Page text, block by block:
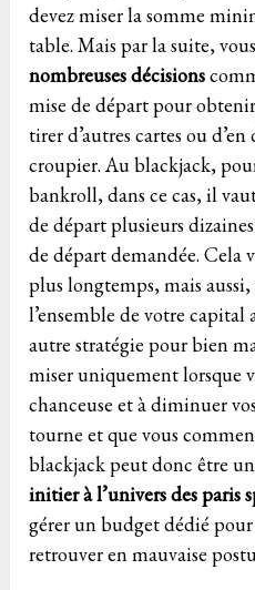
devez miser la somme
table. Mais par la suite,
nombreuses décisions
mise de départ pour
tirer d’autres cartes ou
croupier. Au blackjack,
bankroll, dans ce cas, il
de départ plusieurs
de départ demandée. Cela
plus longtemps, mais aussi,
l’ensemble de votre capital
autre stratégie pour bien
miser uniquement lorsque
chanceuse et à diminuer
tourne et que vous
blackjack peut donc être
initier à l’univers des paris
gérer un budget dédié pour
retrouver en mauvaise